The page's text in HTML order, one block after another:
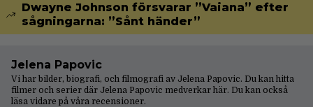
Dwayne Johnson försvarar ”Vaiana” efter
sågningarna: ”Sånt händer”
Jelena Papovic
Vi har bilder, biografi, och filmografi av Jelena Papovic. Du kan hitta
filmer och serier där Jelena Papovic medverkar här. Du kan också
läsa vidare på våra recensioner.